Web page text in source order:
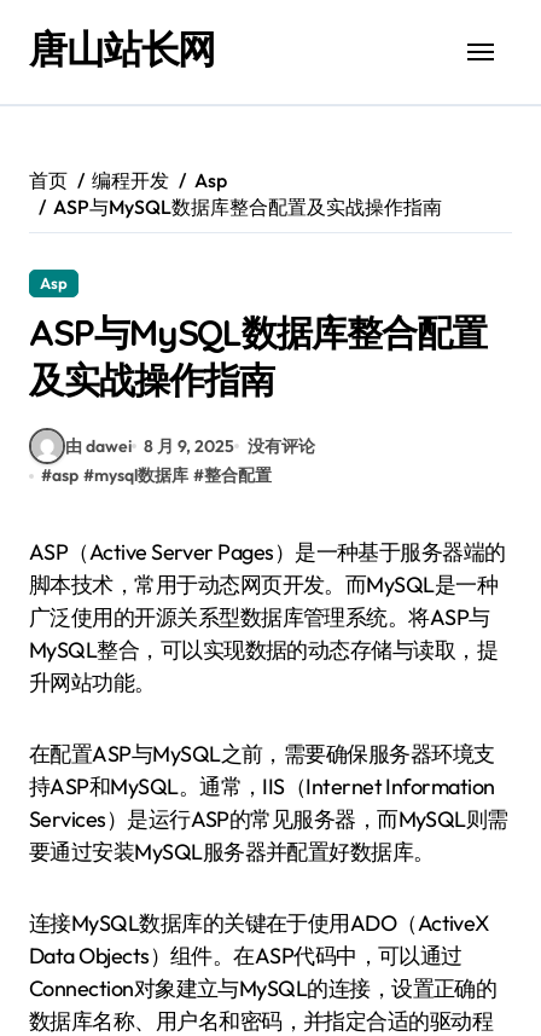
唐山站长网
首页 编程开发
Asp
ASP与MySQL数据库整合配置及实战操作指南
Asp
ASP与MySQL数据库整合配置
及实战操作指南
由 dawei 8 月 9, 2025 没有评论
#asp #mysql数据库 #整合配置
ASP（Active Server Pages）是一种基于服务器端的
脚本技术，常用于动态网页开发。而MySQL是一种
广泛使用的开源关系型数据库管理系统。将ASP与
MySQL整合，可以实现数据的动态存储与读取，提
升网站功能。
在配置ASP与MySQL之前，需要确保服务器环境支
持ASP和MySQL。通常，IIS（Internet Information
Services）是运行ASP的常见服务器，而MySQL则需
要通过安装MySQL服务器并配置好数据库。
连接MySQL数据库的关键在于使用ADO（ActiveX
Data Objects）组件。在ASP代码中，可以通过
Connection对象建立与MySQL的连接，设置正确的
数据库名称、用户名和密码，并指定合适的驱动程